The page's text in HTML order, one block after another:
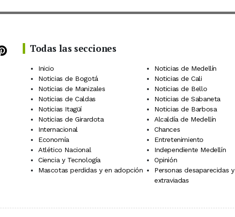
X (Twitter)
en TikTok
de Minuto30 en Telegram
en LinkedIn
Minuto30 en Pinterest
Todas las secciones
Inicio Noticias de Medellín
Noticias de Bogotá
Noticias de Cali
Noticias de Manizales
Noticias de Bello
Noticias de Caldas
Noticias de Sabaneta
Noticias Itagüí
Noticias de Barbosa
Noticias de Girardota
Alcaldía de Medellín
Internacional
Chances
Economía
Entretenimiento
Atlético Nacional
Independiente Medellín
Ciencia y Tecnología
Opinión
Mascotas perdidas y en adopción
Personas desaparecidas y
extraviadas